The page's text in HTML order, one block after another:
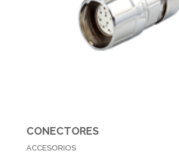
CONECTORES
ACCESORIOS